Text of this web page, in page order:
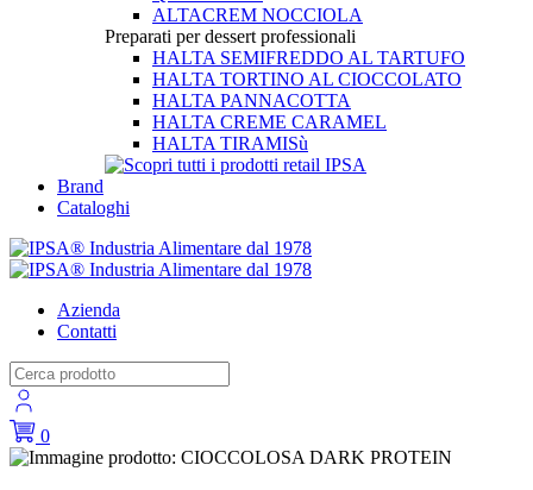
ALTACREM NOCCIOLA
Preparati per dessert professionali
HALTA SEMIFREDDO AL TARTUFO
HALTA TORTINO AL CIOCCOLATO
HALTA PANNACOTTA
HALTA CREME CARAMEL
HALTA TIRAMISù
Brand
Cataloghi
Azienda
Contatti
0